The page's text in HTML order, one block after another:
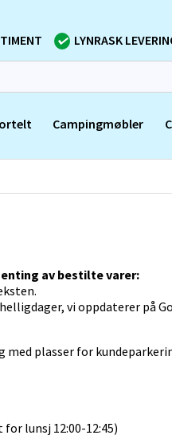
LYNRASK
Campingmøbler
av bestilte varer:
vi oppdaterer på
plasser for
lunsj 12:00-12:45)